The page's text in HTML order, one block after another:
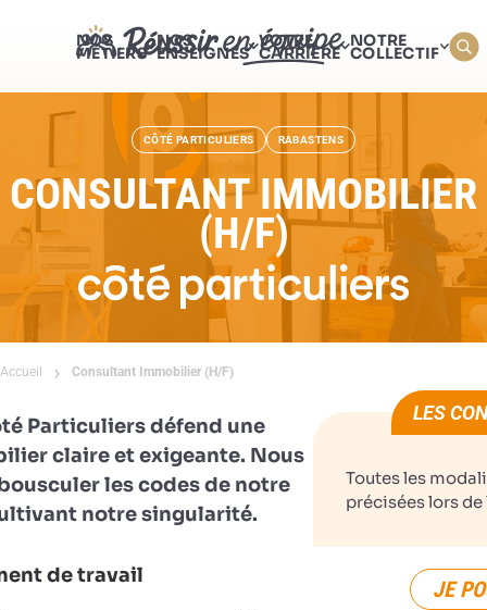
NOS
MÉTIERS
NOS
ENSEIGNES
VOTRE
CARRIÈRE
NOTRE
COLLECTIF
CÔTÉ PARTICULIERS RABASTENS
CONSULTANT IMMOBILIER
(H/F)
Accueil Consultant Immobilier (H/F)
Particuliers défend une
claire et exigeante. Nous
les codes de notre
notre singularité.
de travail
LES
Toutes les
précisées lors de
JE